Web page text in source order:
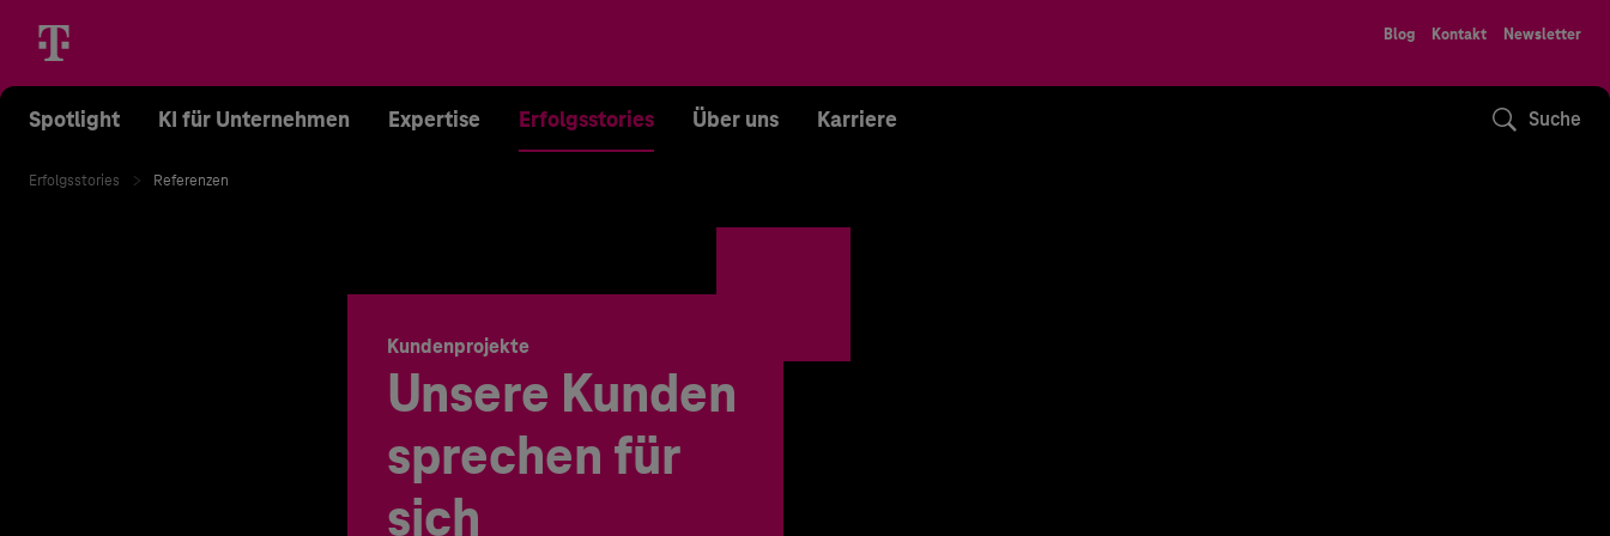
Blog Kontakt Newsletter
Spotlight KI für Unternehmen Expertise Erfolgsstories Über uns Karriere Suche
Erfolgsstories Referenzen
Kundenprojekte
Unsere Kunden
sprechen für
sich